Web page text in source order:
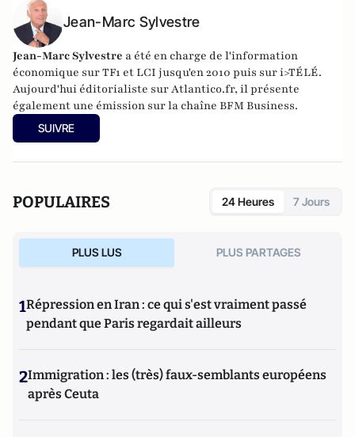
Jean-Marc Sylvestre
Jean-Marc Sylvestre a été en charge de l'information
économique sur TF1 et LCI jusqu'en 2010 puis sur i>TÉLÉ.
Aujourd'hui éditorialiste sur Atlantico.fr, il présente
également une émission sur la chaîne BFM Business.
SUIVRE
POPULAIRES 24 Heures 7 Jours
PLUS LUS PLUS PARTAGES
1Répression en Iran : ce qui s'est vraiment passé
pendant que Paris regardait ailleurs
2Immigration : les (très) faux-semblants européens
après Ceuta